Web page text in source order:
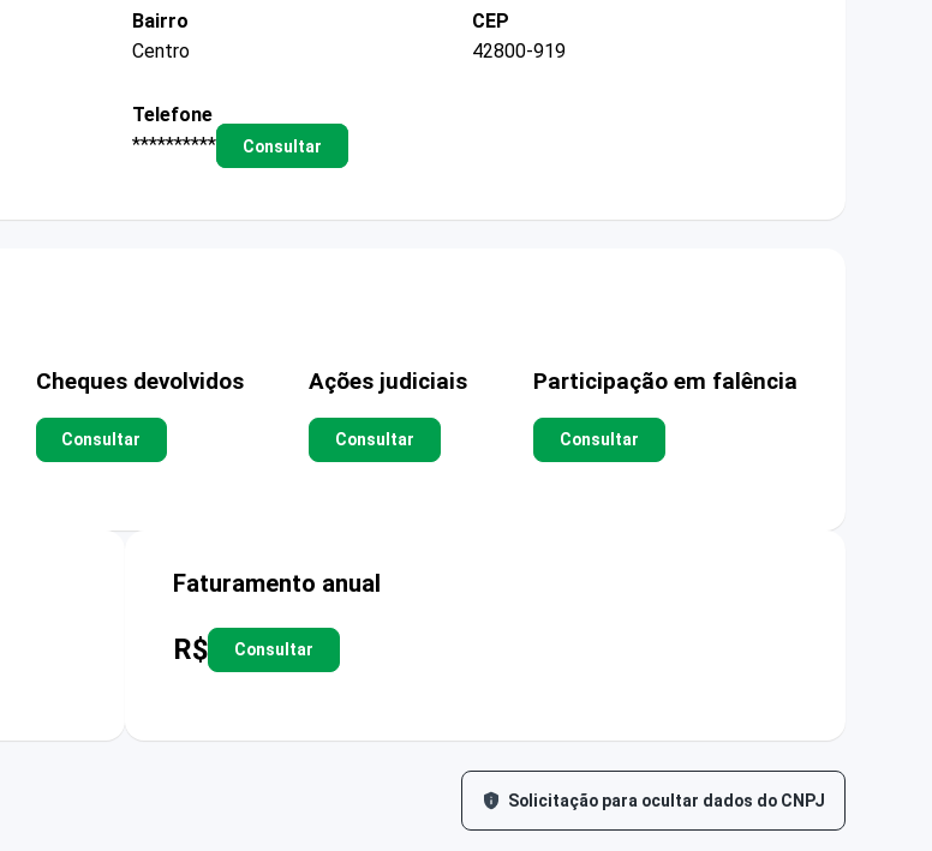
Bairro
Centro
CEP
42800-919
Telefone
**********
Consultar
Cheques devolvidos
Consultar
Ações judiciais
Consultar
Participação em falência
Consultar
Faturamento anual
R$ Consultar
Solicitação para ocultar dados do CNPJ